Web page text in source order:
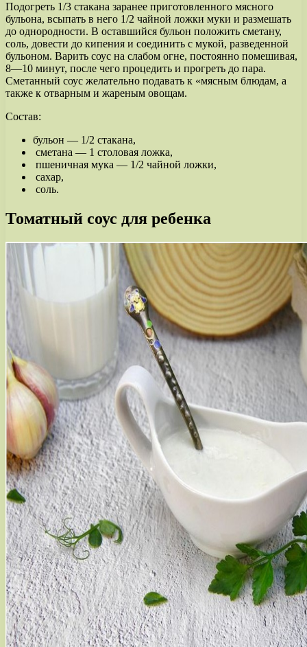
Подогреть 1/3 стакана заранее приготовленного мясного
бульона, всыпать в него 1/2 чайной ложки муки и размешать
до однородности. В оставшийся бульон положить сметану,
соль, довести до кипения и соединить с мукой, разведенной
бульоном. Варить соус на слабом огне, постоянно помешивая,
8—10 минут, после чего процедить и прогреть до пара.
Сметанный соус желательно подавать к «мясным блюдам, а
также к отварным и жареным овощам.
Состав:
бульон — 1/2 стакана,
сметана — 1 столовая ложка,
пшеничная мука — 1/2 чайной ложки,
сахар,
соль.
Томатный соус для ребенка